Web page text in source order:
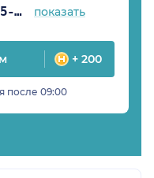
+7 (812) 605-70-47 показать
+ 200
после 09:00